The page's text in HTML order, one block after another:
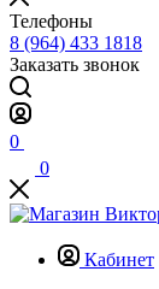
Телефоны
8 (964) 433 1818
Заказать звонок
0
0
Кабинет